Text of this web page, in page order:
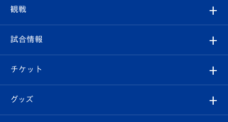
クラブ
試合情報
チケット
クラブ概要
エンブレム紹介
観戦
観戦ルール
はじめての観戦ガイド
Revive Team
試合情報
試合日程/結果
フォトギャラリー
チケット
チケット
グッズ